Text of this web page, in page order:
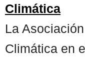
Climática
La
Climática en